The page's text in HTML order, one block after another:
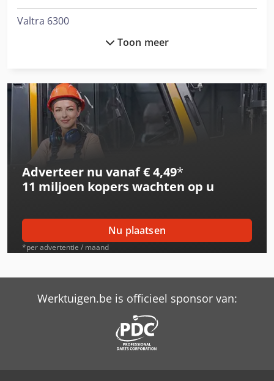
Valtra 6300
Valtra 6350 Hi-Tech
Valtra 6550
Valtra 6650 Hi-Tech
Valtra 6750 Hi-Tech
Valtra 6850 Hi-Tech
Valtra 8050 Hi-Tech
Valtra 8150 Hi-Tech
Valtra 8350 Hi-Tech
Valtra 8550 Hi-Tech
Toon meer
Adverteer nu vanaf € 4,49*
11 miljoen koperswachten op u
Nu plaatsen
*per advertentie / maand
Werktuigen.be is officieel sponsor van: